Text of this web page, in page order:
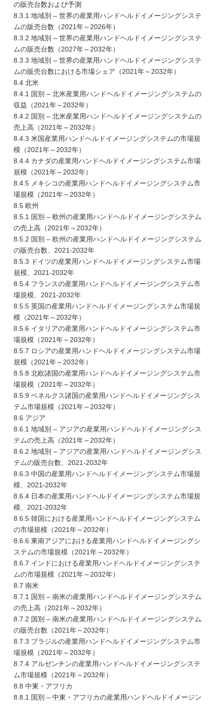
の販売台数および予測
8.3.1 地域別 – 世界の産業用ハンドヘルドイメージングシステ
ムの販売台数（2021年～2026年）
8.3.2 地域別 – 世界の産業用ハンドヘルドイメージングシステ
ムの販売台数（2027年～2032年）
8.3.3 地域別 – 世界の産業用ハンドヘルドイメージングシステ
ムの販売台数における市場シェア（2021年～2032年）
8.4 北米
8.4.1 国別 – 北米産業用ハンドヘルドイメージングシステムの
収益（2021年～2032年）
8.4.2 国別 – 北米産業用ハンドヘルドイメージングシステムの
売上高（2021年～2032年）
8.4.3 米国産業用ハンドヘルドイメージングシステムの市場規
模（2021年～2032年）
8.4.4 カナダの産業用ハンドヘルドイメージングシステム市場
規模（2021年～2032年）
8.4.5 メキシコの産業用ハンドヘルドイメージングシステム市
場規模（2021年～2032年）
8.5 欧州
8.5.1 国別 – 欧州の産業用ハンドヘルドイメージングシステム
の売上高（2021年～2032年）
8.5.2 国別 – 欧州の産業用ハンドヘルドイメージングシステム
の販売台数、2021-2032年
8.5.3 ドイツの産業用ハンドヘルドイメージングシステム市場
規模、2021-2032年
8.5.4 フランスの産業用ハンドヘルドイメージングシステム市
場規模、2021-2032年
8.5.5 英国の産業用ハンドヘルドイメージングシステム市場規
模（2021年～2032年）
8.5.6 イタリアの産業用ハンドヘルドイメージングシステム市
場規模（2021年～2032年）
8.5.7 ロシアの産業用ハンドヘルドイメージングシステム市場
規模（2021年～2032年）
8.5.8 北欧諸国の産業用ハンドヘルドイメージングシステム市
場規模（2021年～2032年）
8.5.9 ベネルクス諸国の産業用ハンドヘルドイメージングシス
テム市場規模（2021年～2032年）
8.6 アジア
8.6.1 地域別 – アジアの産業用ハンドヘルドイメージングシス
テムの売上高（2021年～2032年）
8.6.2 地域別 – アジアの産業用ハンドヘルドイメージングシス
テムの販売台数、2021-2032年
8.6.3 中国の産業用ハンドヘルドイメージングシステム市場規
模、2021-2032年
8.6.4 日本の産業用ハンドヘルドイメージングシステム市場規
模、2021-2032年
8.6.5 韓国における産業用ハンドヘルドイメージングシステム
の市場規模（2021年～2032年）
8.6.6 東南アジアにおける産業用ハンドヘルドイメージングシ
ステムの市場規模（2021年～2032年）
8.6.7 インドにおける産業用ハンドヘルドイメージングシステ
ムの市場規模（2021年～2032年）
8.7 南米
8.7.1 国別 – 南米の産業用ハンドヘルドイメージングシステム
の売上高（2021年～2032年）
8.7.2 国別 – 南米の産業用ハンドヘルドイメージングシステム
の販売台数（2021年～2032年）
8.7.3 ブラジルの産業用ハンドヘルドイメージングシステム市
場規模（2021年～2032年）
8.7.4 アルゼンチンの産業用ハンドヘルドイメージングシステ
ム市場規模（2021年～2032年）
8.8 中東・アフリカ
8.8.1 国別 – 中東・アフリカの産業用ハンドヘルドイメージン